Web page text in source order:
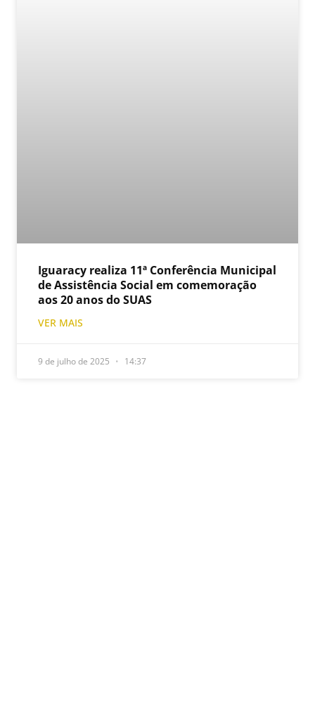
Iguaracy realiza 11ª Conferência Municipal
de Assistência Social em comemoração
aos 20 anos do SUAS
VER MAIS
9 de julho de 2025 14:37